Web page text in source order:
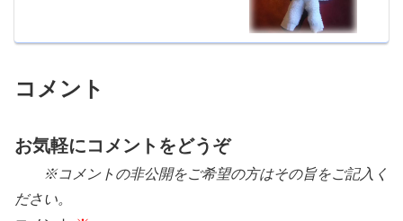
コメント
お気軽にコメントをどうぞ
※コメントの非公開をご希望の方はその旨をご記入く
ださい。